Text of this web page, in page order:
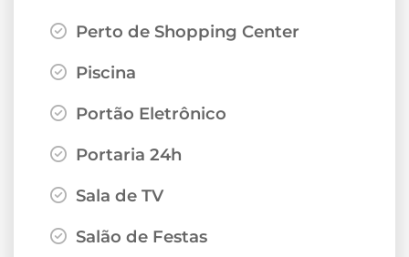
Perto de Shopping Center
Piscina
Portão Eletrônico
Portaria 24h
Sala de TV
Salão de Festas